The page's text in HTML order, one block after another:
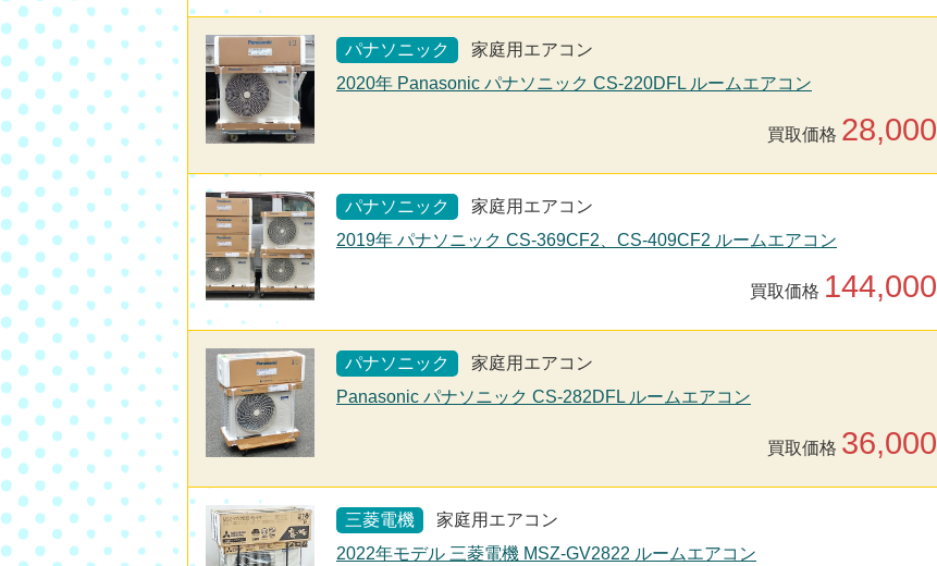
パナソニック
家庭用エアコン
2020年 Panasonic パナソニック CS-220DFL ルームエアコン
買取価格 28,000
パナソニック
家庭用エアコン
2019年 パナソニック CS-369CF2、CS-409CF2 ルームエアコン
買取価格 144,000
パナソニック
家庭用エアコン
Panasonic パナソニック CS-282DFL ルームエアコン
買取価格 36,000
三菱電機
家庭用エアコン
2022年モデル 三菱電機 MSZ-GV2822 ルームエアコン